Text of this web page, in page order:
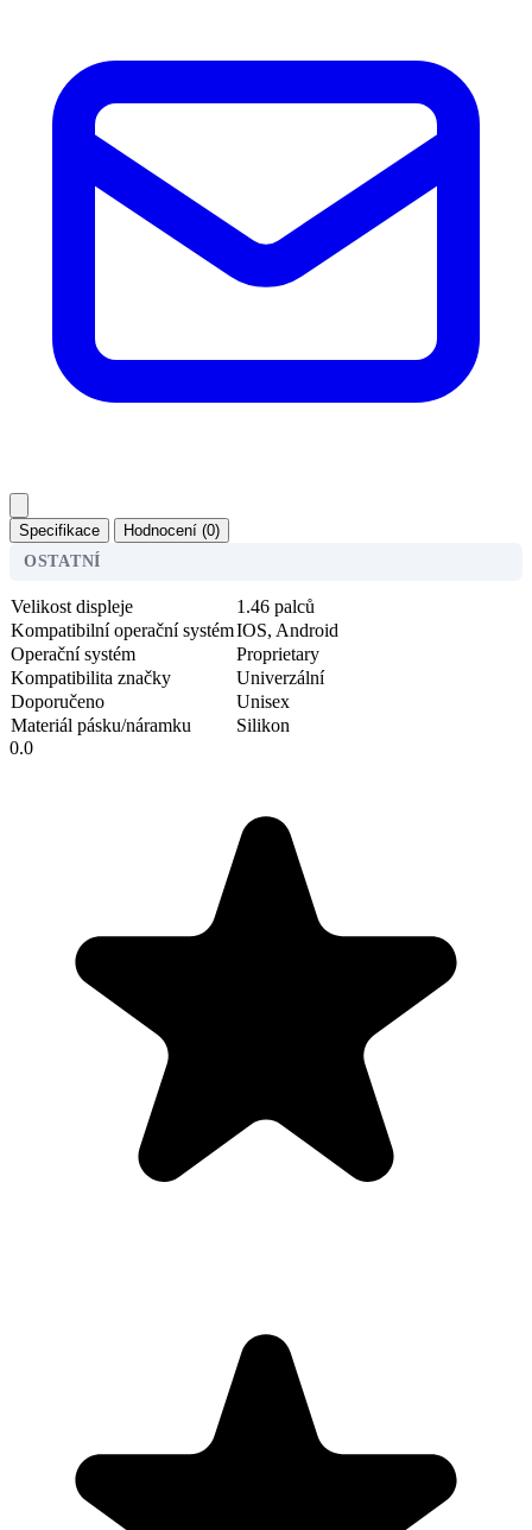
Specifikace
Hodnocení (0)
OSTATNÍ
Velikost displeje
1.46 palců
Kompatibilní operační systémIOS, Android
Operační systém
Proprietary
Kompatibilita značky
Univerzální
Doporučeno
Unisex
Materiál pásku/náramku
Silikon
0.0